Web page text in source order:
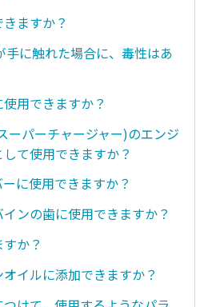
ますか？
手に触れた場合に、毒性はあ
用できますか？
ーパーチャージャー)のエンジ
て使用できますか？
に使用できますか？
ンの歯に使用できますか？
か？
イルに添加できますか？